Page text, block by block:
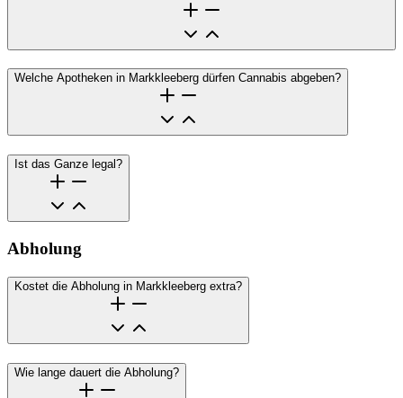
Welche Apotheken in Markkleeberg dürfen Cannabis abgeben?
Ist das Ganze legal?
Abholung
Kostet die Abholung in Markkleeberg extra?
Wie lange dauert die Abholung?